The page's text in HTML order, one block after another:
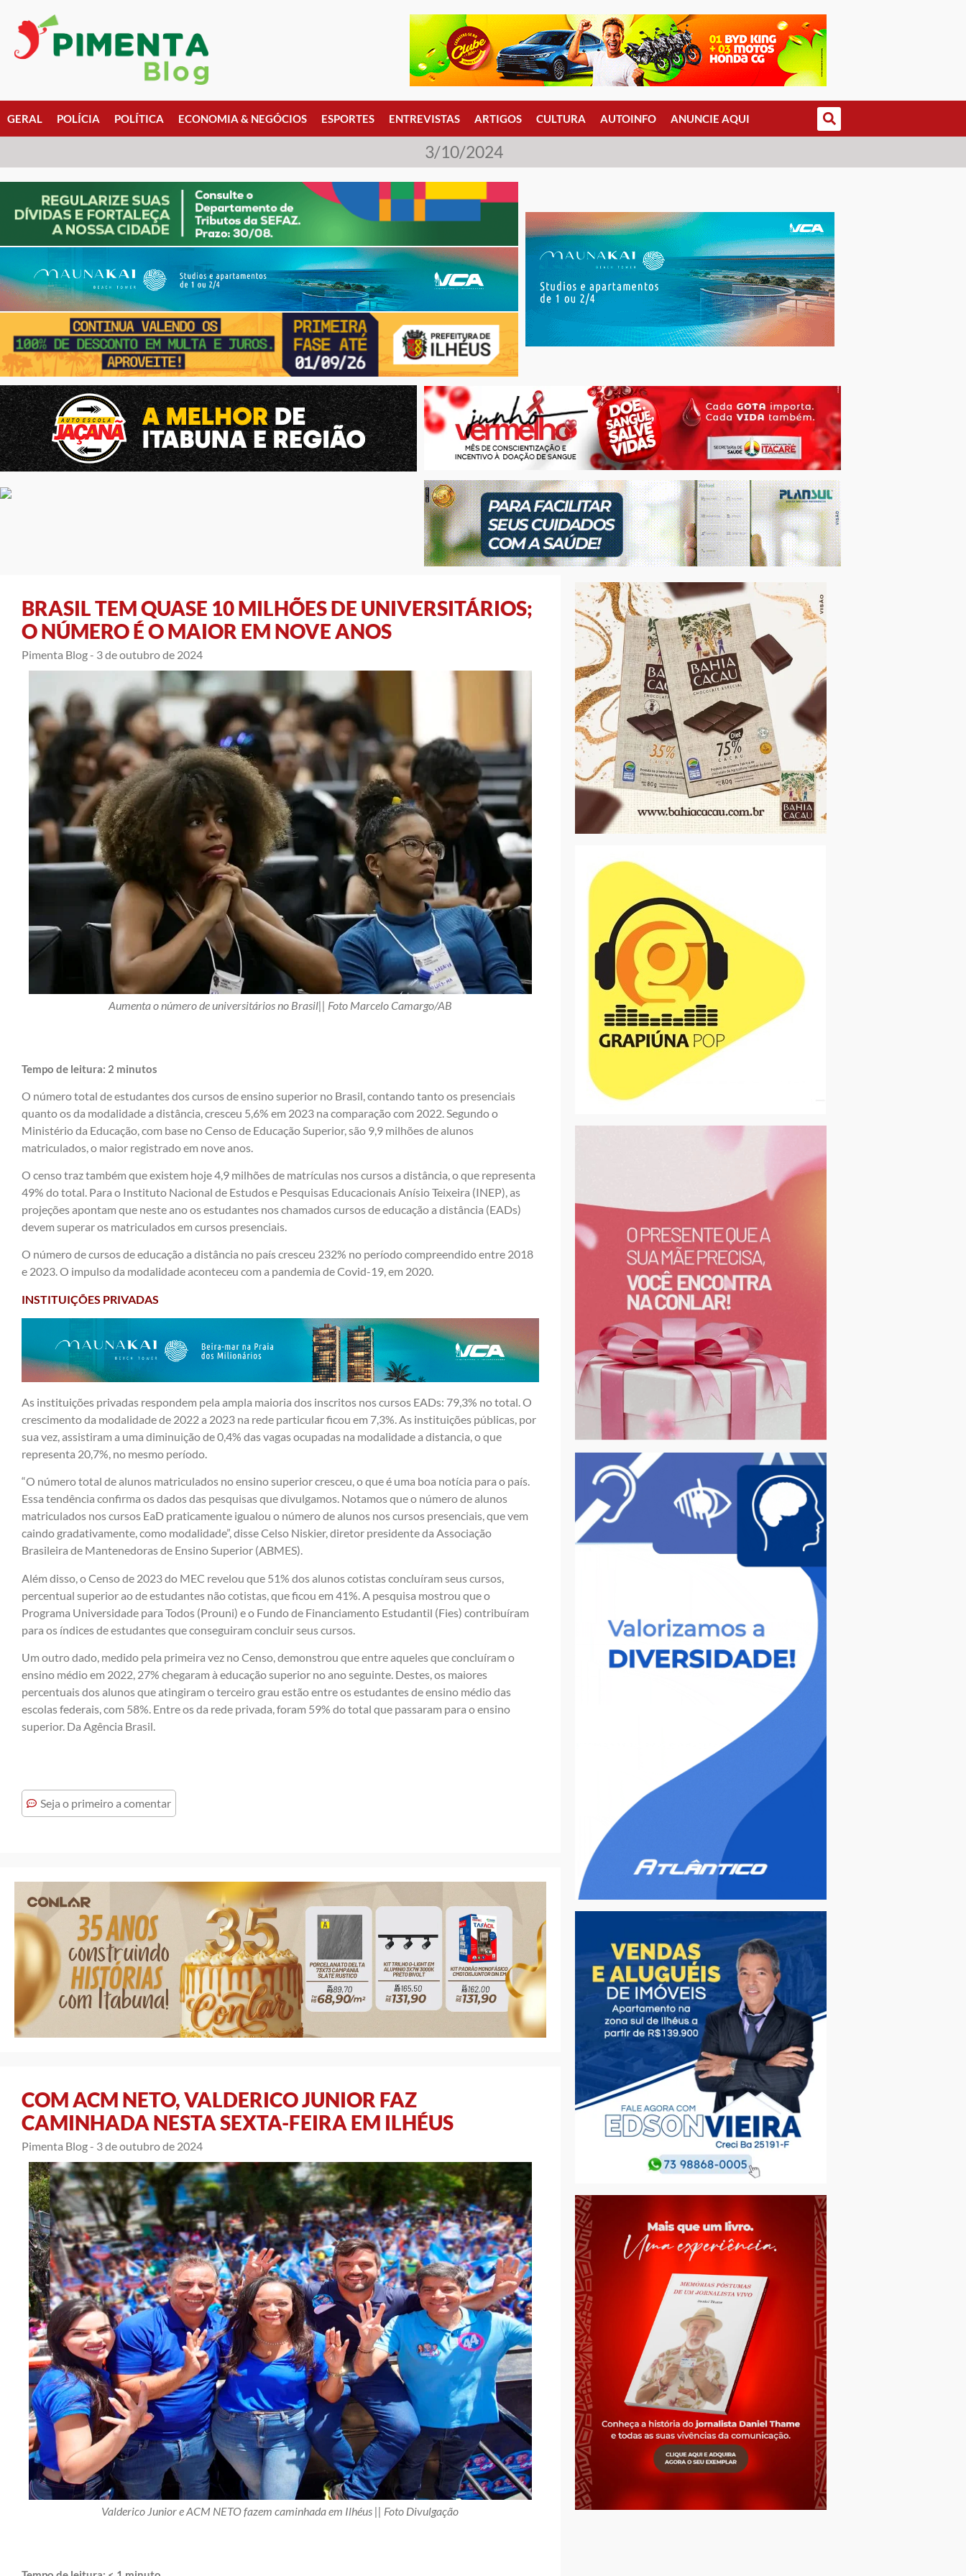
GERAL POLÍCIA POLÍTICA ECONOMIA & NEGÓCIOS ESPORTES ENTREVISTAS ARTIGOS CULTURA AUTOINFO ANUNCIE AQUI
3/10/2024
BRASIL TEM QUASE 10 MILHÕES DE UNIVERSITÁRIOS;
O NÚMERO É O MAIOR EM NOVE ANOS
Pimenta Blog - 3 de outubro de 2024
Aumenta o número de universitários no Brasil|| Foto Marcelo Camargo/AB
Tempo de leitura: 2 minutos
O número total de estudantes dos cursos de ensino superior no Brasil, contando tanto os presenciais
quanto os da modalidade a distância, cresceu 5,6% em 2023 na comparação com 2022. Segundo o
Ministério da Educação, com base no Censo de Educação Superior, são 9,9 milhões de alunos
matriculados, o maior registrado em nove anos.
O censo traz também que existem hoje 4,9 milhões de matrículas nos cursos a distância, o que representa
49% do total. Para o Instituto Nacional de Estudos e Pesquisas Educacionais Anísio Teixeira (INEP), as
projeções apontam que neste ano os estudantes nos chamados cursos de educação a distância (EADs)
devem superar os matriculados em cursos presenciais.
O número de cursos de educação a distância no país cresceu 232% no período compreendido entre 2018
e 2023. O impulso da modalidade aconteceu com a pandemia de Covid-19, em 2020.
INSTITUIÇÕES PRIVADAS
As instituições privadas respondem pela ampla maioria dos inscritos nos cursos EADs: 79,3% no total. O
crescimento da modalidade de 2022 a 2023 na rede particular ficou em 7,3%. As instituições públicas, por
sua vez, assistiram a uma diminuição de 0,4% das vagas ocupadas na modalidade a distancia, o que
representa 20,7%, no mesmo período.
“O número total de alunos matriculados no ensino superior cresceu, o que é uma boa notícia para o país.
Essa tendência confirma os dados das pesquisas que divulgamos. Notamos que o número de alunos
matriculados nos cursos EaD praticamente igualou o número de alunos nos cursos presenciais, que vem
caindo gradativamente, como modalidade”, disse Celso Niskier, diretor presidente da Associação
Brasileira de Mantenedoras de Ensino Superior (ABMES).
Além disso, o Censo de 2023 do MEC revelou que 51% dos alunos cotistas concluíram seus cursos,
percentual superior ao de estudantes não cotistas, que ficou em 41%. A pesquisa mostrou que o
Programa Universidade para Todos (Prouni) e o Fundo de Financiamento Estudantil (Fies) contribuíram
para os índices de estudantes que conseguiram concluir seus cursos.
Um outro dado, medido pela primeira vez no Censo, demonstrou que entre aqueles que concluíram o
ensino médio em 2022, 27% chegaram à educação superior no ano seguinte. Destes, os maiores
percentuais dos alunos que atingiram o terceiro grau estão entre os estudantes de ensino médio das
escolas federais, com 58%. Entre os da rede privada, foram 59% do total que passaram para o ensino
superior. Da Agência Brasil.
Seja o primeiro a comentar
COM ACM NETO, VALDERICO JUNIOR FAZ
CAMINHADA NESTA SEXTA-FEIRA EM ILHÉUS
Pimenta Blog - 3 de outubro de 2024
Valderico Junior e ACM NETO fazem caminhada em Ilhéus || Foto Divulgação